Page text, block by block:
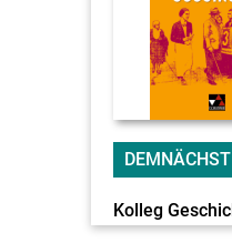
DEMNÄCHST